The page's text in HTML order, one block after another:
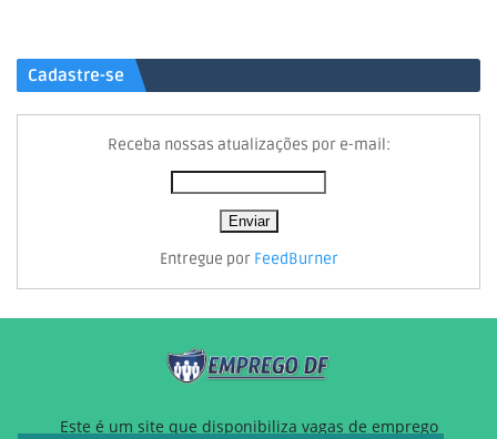
Cadastre-se
Receba nossas atualizações por e-mail:
Entregue por FeedBurner
Este é um site que disponibiliza vagas de emprego